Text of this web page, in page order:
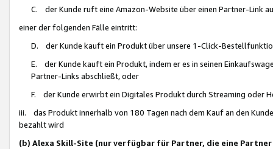
C. der Kunde ruft eine Amazon-Website über einen Partner-Link
einer der folgenden Fälle eintritt:
D. der Kunde kauft ein Produkt über unsere 1-Click-
E. der Kunde kauft ein Produkt, indem er es in seinen
Partner-Links abschließt, oder
F. der Kunde erwirbt ein Digitales Produkt durch Streaming oder
iii. das Produkt innerhalb von 180 Tagen nach dem Kauf an den
bezahlt wird
(b) Alexa Skill-Site (nur verfügbar für Partner, die eine